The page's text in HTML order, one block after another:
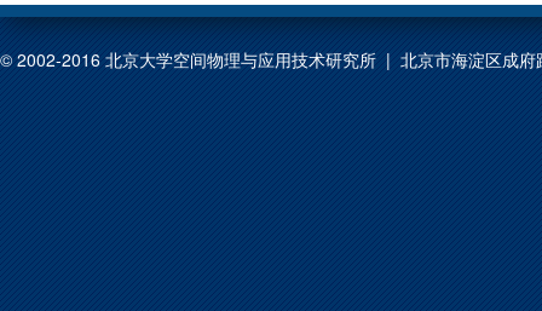
© 2002-2016 北京大学空间物理与应用技术研究所 | 北京市海淀区成